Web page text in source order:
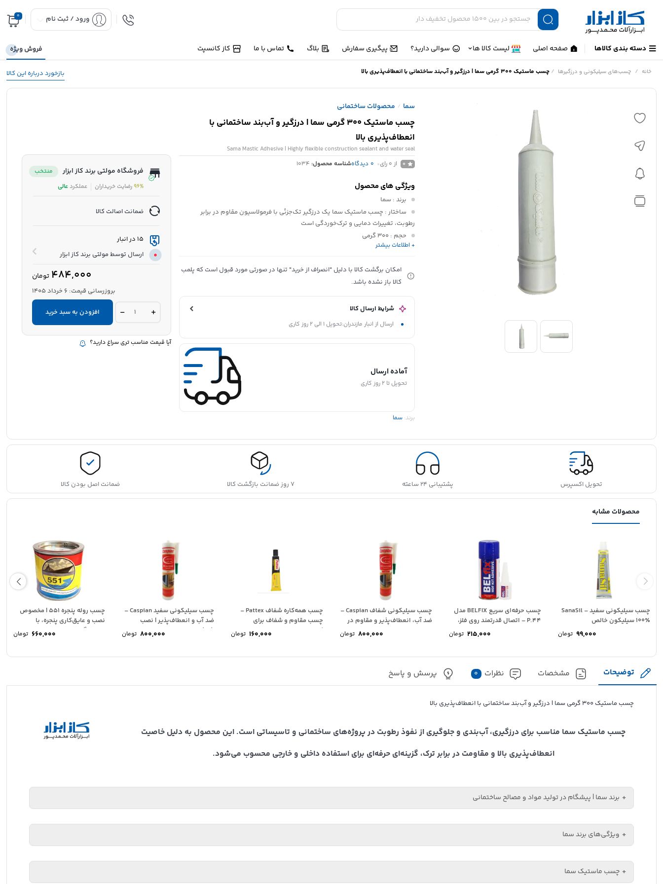
ورود / ثبت نام 0
دسته بندی کالاها صفحه اصلی لیست کالا ها سوالی دارید؟ پیگیری سفارش بلاگ تماس با ما کاز کانسپت فروش ویژه
بازخورد درباره این کالا خانه / چسب‌های سیلیکونی و درزگیرها /چسب ماستیک 300 گرمی سما | درزگیر و آب‌بند ساختمانی با انعطاف‌پذیری بالا
سما / محصولات ساختمانی
چسب ماستیک 300 گرمی سما | درزگیر و آب‌بند ساختمانی با
انعطاف‌پذیری بالا
Sama Mastic Adhesive | Highly flexible construction sealant and water seal
0 از 0 رای 0 دیدگاهشناسه محصول: 1034
ویژگی های محصول
برند : سما
ساختار : چسب ماستیک سما یک درزگیر تک‌جزئی با فرمولاسیون مقاوم در برابر
رطوبت، تغییرات دمایی و ترک‌خوردگی است
حجم : 300 گرمی
مناسب برای
را دارد
ویژگی ویژه: عدم ترک‌خوردگی در برابر انقباض و انبساط
نوع بسته‌بندی: قوطی پلاستیکی
کشور سازنده : ایران
+ اطلاعات بیشتر
امکان برگشت کالا با دلیل "انصراف از خرید" تنها در صورتی مورد قبول است که پلمب
کالا باز نشده باشد.
شرایط ارسال کالا
ارسال از انبار مازندران:تحویل 1 الی 2 روز کاری
آماده ارسال
تحویل تا 2 روز کاری
برند:سما
فروشگاه مولتی برند کاز ابزار
منتخب
96%رضایت خریداران عملکردعالی
ضمانت اصالت کالا
15 در انبار
ارسال توسط مولتی برند کاز ابزار
484,000 تومان
بروزرسانی قیمت: 6 خرداد 1405
چسب
ماستیک
گرمی
سما
|
افزودن به سبد خرید
آیا قیمت مناسب تری سراغ دارید؟
تحویل اکسپرس پشتیبانی ۲۴ ساعته ۷ روز ضمانت بازگشت کالا ضمانت اصل بودن کالا
محصولات مشابه
چسب سیلیکونی سفید SanaSil –
100٪ سیلیکون خالص
99,000 تومان
چسب حرفه‌ای سریع BELFIX مدل
P.44 – اتصال قدرتمند روی فلز،
215,000 تومان
چسب سیلیکونی شفاف Caspian –
ضد آب، انعطاف‌پذیر و مقاوم در
800,000 تومان
چسب همه‌کاره شفاف Pattex –
چسب مقاوم و شفاف برای
کاربری‌های عمومی
160,000 تومان
چسب سیلیکونی سفید Caspian –
ضد آب و انعطاف‌پذیر | نصب
شیشه،...
800,000 تومان
چسب روله پنجره 551 | مخصوص
نصب و عایق‌کاری پنجره، با
چسبندگی...
660,000 تومان
توضیحات مشخصات نظرات 0 پرسش و پاسخ
چسب ماستیک 300 گرمی سما | درزگیر و آب‌بند ساختمانی با انعطاف‌پذیری بالا
چسب ماستیک سما مناسب برای درزگیری، آب‌بندی و جلوگیری از نفوذ رطوبت در پروژه‌های ساختمانی و تاسیساتی است. این محصول به دلیل خاصیت
انعطاف‌پذیری بالا و مقاومت در برابر ترک، گزینه‌ای حرفه‌ای برای استفاده داخلی و خارجی محسوب می‌شود.
برند سما | پیشگام در تولید مواد و مصالح ساختمانی
سما یک برند معتبر و شناخته‌شده در صنعت تولید محصولات ساختمانی، به ویژه مواد درزگیر و چسب‌های ساختمانی است که سال‌ها تجربه و تخصص خود را در ساخت محصولات باکیفیت به نمایش گذاشته
است. این برند با تمرکز بر نوآوری، استفاده از تکنولوژی‌های پیشرفته و انتخاب مواد اولیه با کیفیت، توانسته است نیازهای مختلف صنعت ساختمان را پوشش دهد و به انتخاب اول بسیاری از مهندسان،
ویژگی‌های برند سما
• تجربه و اعتبار در صنعت تولید مصالح ساختمانی
چسب ماستیک سما